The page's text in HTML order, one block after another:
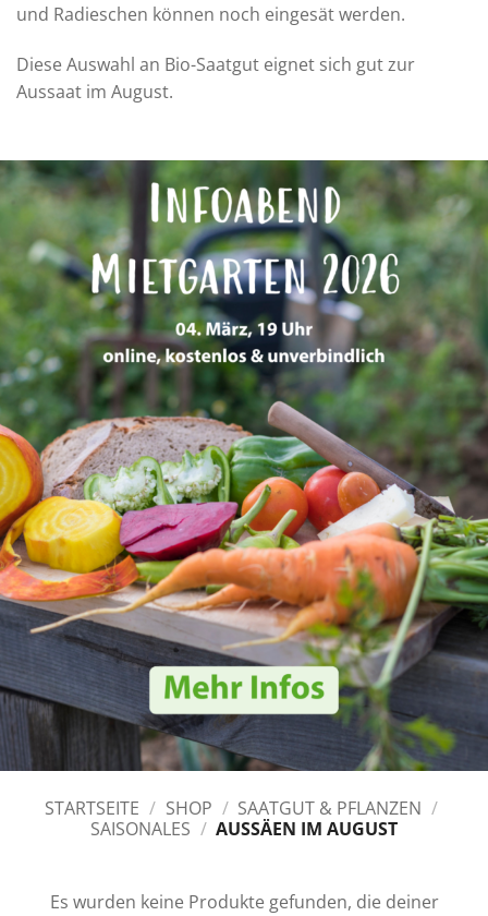
und Radieschen können noch eingesät werden.
Diese Auswahl an Bio-Saatgut eignet sich gut zur
Aussaat im August.
STARTSEITE / SHOP / SAATGUT & PFLANZEN /
SAISONALES / AUSSÄEN IM AUGUST
Es wurden keine Produkte gefunden, die deiner